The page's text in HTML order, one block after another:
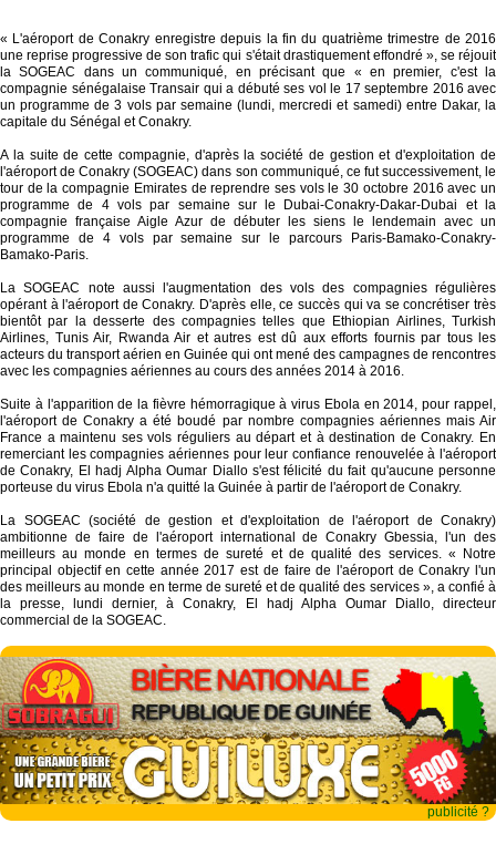
« L'aéroport de Conakry enregistre depuis la fin du quatrième trimestre de 2016
une reprise progressive de son trafic qui s'était drastiquement effondré », se réjouit
la SOGEAC dans un communiqué, en précisant que « en premier, c'est la
compagnie sénégalaise Transair qui a débuté ses vol le 17 septembre 2016 avec
un programme de 3 vols par semaine (lundi, mercredi et samedi) entre Dakar, la
capitale du Sénégal et Conakry.
A la suite de cette compagnie, d'après la société de gestion et d'exploitation de
l'aéroport de Conakry (SOGEAC) dans son communiqué, ce fut successivement, le
tour de la compagnie Emirates de reprendre ses vols le 30 octobre 2016 avec un
programme de 4 vols par semaine sur le Dubai-Conakry-Dakar-Dubai et la
compagnie française Aigle Azur de débuter les siens le lendemain avec un
programme de 4 vols par semaine sur le parcours Paris-Bamako-Conakry-
Bamako-Paris.
La SOGEAC note aussi l'augmentation des vols des compagnies régulières
opérant à l'aéroport de Conakry. D'après elle, ce succès qui va se concrétiser très
bientôt par la desserte des compagnies telles que Ethiopian Airlines, Turkish
Airlines, Tunis Air, Rwanda Air et autres est dû aux efforts fournis par tous les
acteurs du transport aérien en Guinée qui ont mené des campagnes de rencontres
avec les compagnies aériennes au cours des années 2014 à 2016.
Suite à l'apparition de la fièvre hémorragique à virus Ebola en 2014, pour rappel,
l'aéroport de Conakry a été boudé par nombre compagnies aériennes mais Air
France a maintenu ses vols réguliers au départ et à destination de Conakry. En
remerciant les compagnies aériennes pour leur confiance renouvelée à l'aéroport
de Conakry, El hadj Alpha Oumar Diallo s'est félicité du fait qu'aucune personne
porteuse du virus Ebola n'a quitté la Guinée à partir de l'aéroport de Conakry.
La SOGEAC (société de gestion et d'exploitation de l'aéroport de Conakry)
ambitionne de faire de l'aéroport international de Conakry Gbessia, l'un des
meilleurs au monde en termes de sureté et de qualité des services. « Notre
principal objectif en cette année 2017 est de faire de l'aéroport de Conakry l'un
des meilleurs au monde en terme de sureté et de qualité des services », a confié à
la presse, lundi dernier, à Conakry, El hadj Alpha Oumar Diallo, directeur
commercial de la SOGEAC.
publicité ?